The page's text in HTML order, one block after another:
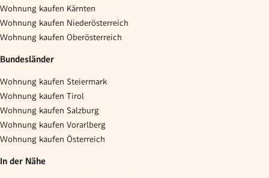
Wohnung kaufen Kärnten
Wohnung kaufen Niederösterreich
Wohnung kaufen Oberösterreich
Bundesländer
Wohnung kaufen Steiermark
Wohnung kaufen Tirol
Wohnung kaufen Salzburg
Wohnung kaufen Vorarlberg
Wohnung kaufen Österreich
In der Nähe